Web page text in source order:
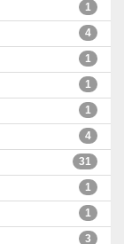
1
4
1
1
1
4
31
1
1
3